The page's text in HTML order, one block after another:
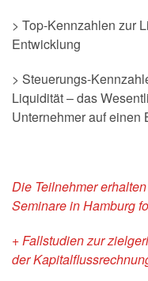
> Top-Kennzahlen zur
Entwicklung
> Steuerungs-
Liquidität – das
Unternehmer auf einen
Die Teilnehmer
Seminare in Hamburg
+ Fallstudien zur
der